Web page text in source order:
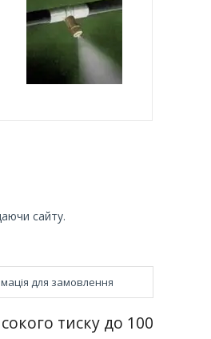
сайту.
для замовлення
тиску до 100